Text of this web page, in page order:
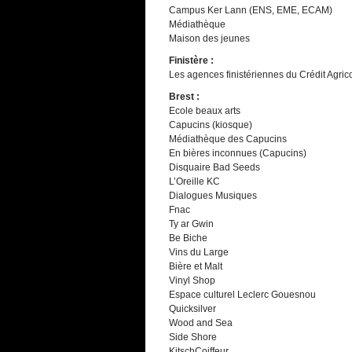
Campus Ker Lann (ENS, EME, ECAM)
Médiathèque
Maison des jeunes
Finistère :
Les agences finistériennes du Crédit
Brest :
Ecole beaux arts
Capucins (kiosque)
Médiathèque des Capucins
En bières inconnues (Capucins)
Disquaire Bad Seeds
L’Oreille KC
Dialogues Musiques
Fnac
Ty ar Gwin
Be Biche
Vins du Large
Bière et Malt
Vinyl Shop
Espace culturel Leclerc Gouesnou
Quicksilver
Wood and Sea
Side Shore